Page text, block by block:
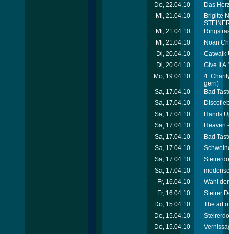
Do, 22.04.10
Das
Mi, 21.04.10
Brigitte
Mi, 21.04.10
Mi, 21.04.10
Noan
Di, 20.04.10
Catwalk
Di, 20.04.10
Give It A
Mo, 19.04.10
4.
gerri)
Sa, 17.04.10
Bad
Sa, 17.04.10
Sa, 17.04.10
Hands
Sa, 17.04.10
Heaven
Sa, 17.04.10
Bad
Sa, 17.04.10
Sa, 17.04.10
Sa, 17.04.10
Fr, 16.04.10
Wahl
Fr, 16.04.10
Steirer
Do, 15.04.10
The art
Do, 15.04.10
Do, 15.04.10